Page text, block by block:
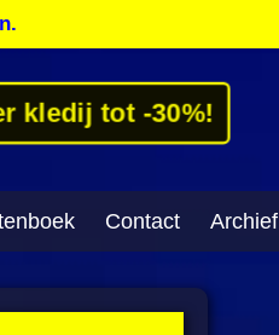
kledij tot -30%!
Contact Archief